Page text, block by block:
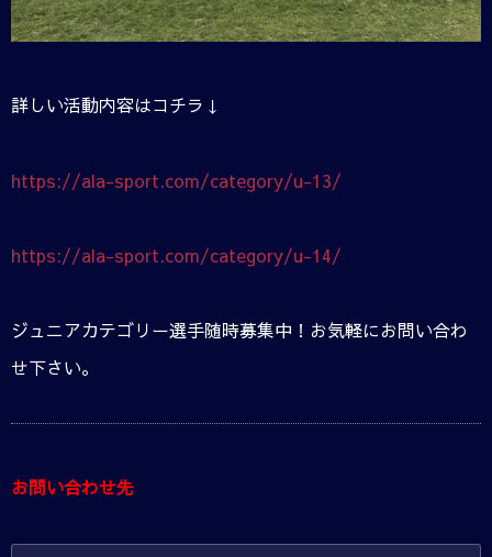
詳しい活動内容はコチラ↓
https://ala-sport.com/category/u-13/
https://ala-sport.com/category/u-14/
ジュニアカテゴリー選手随時募集中！お気軽にお問い合わ
せ下さい。
お問い合わせ先